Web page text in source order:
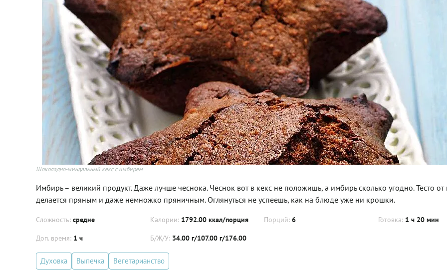
Шоколадно-миндальный кекс с имбирем
Имбирь – великий продукт. Даже лучше чеснока. Чеснок вот в кекс не положишь, а имбирь сколько угодно. Тесто от
делается пряным и даже немножко пряничным. Оглянуться не успеешь, как на блюде уже ни крошки.
Сложность: средне Калории: 1792.00 ккал/порция Порций: 6 Готовка: 1 ч 20 мин
Доп. время: 1 ч Б/Ж/У: 34.00 г/107.00 г/176.00
Духовка Выпечка Вегетарианство